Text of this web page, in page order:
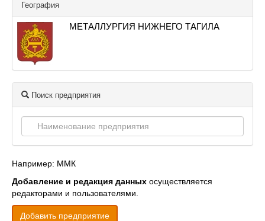
География
МЕТАЛЛУРГИЯ НИЖНЕГО ТАГИЛА
Поиск предприятия
Например: ММК
Добавление и редакция данных осуществляется
редакторами и пользователями.
Добавить предприятие